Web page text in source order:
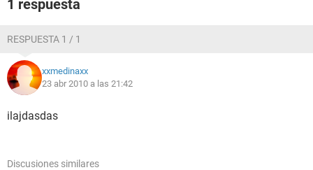
1 respuesta
RESPUESTA 1 / 1
xxmedinaxx
23 abr 2010 a las 21:42
ilajdasdas
Discusiones similares